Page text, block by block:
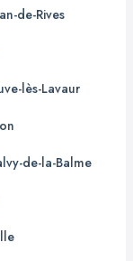
de-Rives
lès-Lavaur
de-la-Balme